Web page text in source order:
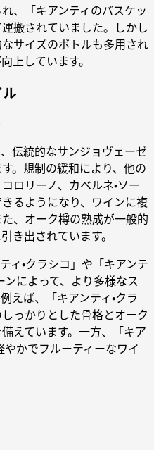
、「キアンティのバスケッ
搬されていました。しかし
サイズのボトルも多用され
上しています。
伝統的なサンジョヴェーゼ
。規制の緩和により、他の
ロリーノ、カベルネ・ソー
るようになり、ワインに複
、オーク樽の熟成が一般的
き出されています。
ィ・クラシコ」や「キアンテ
ンによって、より多様なス
えば、「キアンティ・クラ
っかりとした骨格とオーク
えています。一方、「キア
やかでフルーティーなワイ